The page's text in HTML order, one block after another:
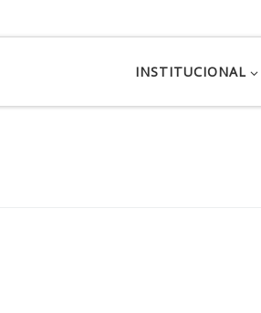
INSTITUCIONAL